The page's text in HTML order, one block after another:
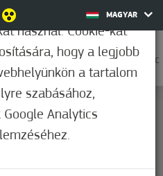
MAGYAR
0
21,1°C
Maps correctly.
OK
használ. Cookie-kat
hogy a legjobb
a tartalom
szabásához,
Analytics